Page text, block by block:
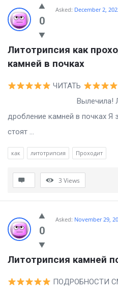
0
Asked: December 2,
Литотрипсия как
камней в почках
ЧИТАТЬ
Вылечила!
дробление камней в почках
стоят ...
как литотрипсия Проходит
3 Views
0
Asked: November 29,
Литотрипсия камней
ПОДРОБНОСТИ